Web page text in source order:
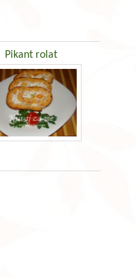
Pikant rolat